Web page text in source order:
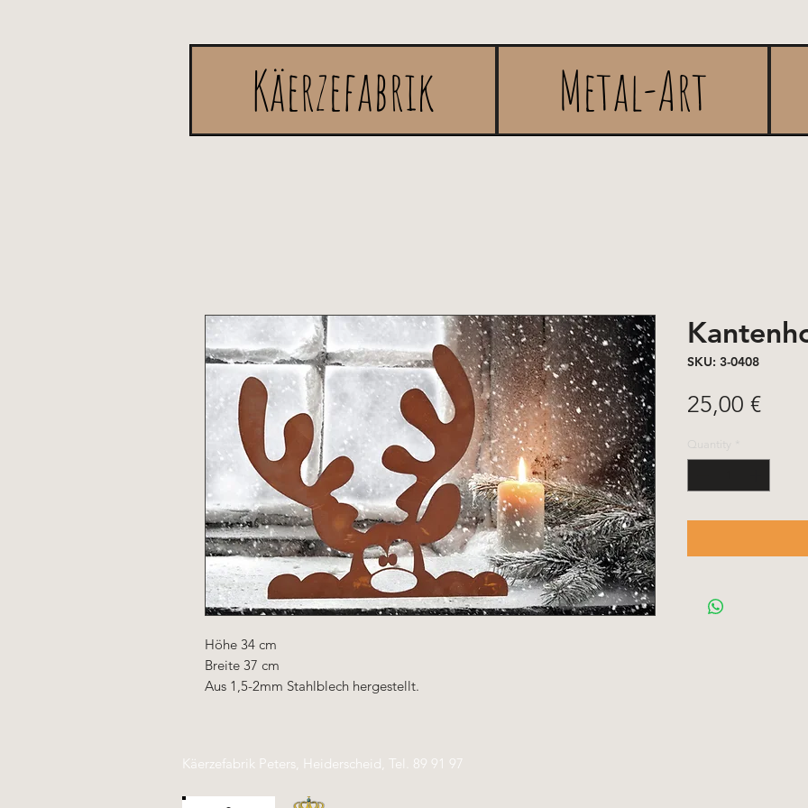
Käerzefabrik Metal-Art
Höhe 34 cm
Breite 37 cm
Aus 1,5-2mm Stahlblech hergestellt.
SKU: 3-0408
25,00 €Price
Quantity
Käerzefabrik Peters, Heiderscheid, Tel. 89 91 97